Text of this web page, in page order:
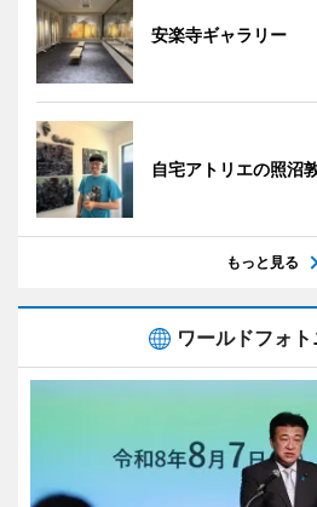
安楽寺ギャラリー
自宅アトリエの照沼
もっと見る
ワールドフォ